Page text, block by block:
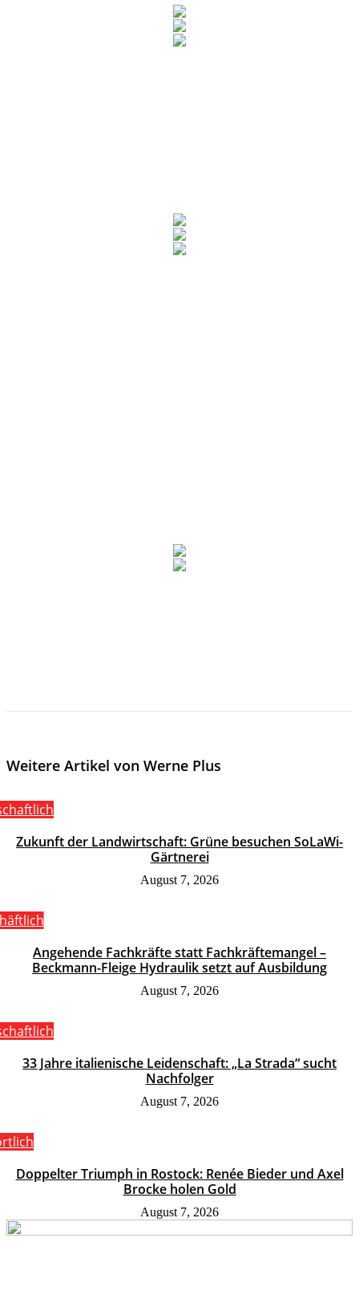
Weitere Artikel von Werne Plus
Zukunft der Landwirtschaft: Grüne besuchen SoLaWi-
Gärtnerei
August 7, 2026
Angehende Fachkräfte statt Fachkräftemangel –
Beckmann-Fleige Hydraulik setzt auf Ausbildung
August 7, 2026
33 Jahre italienische Leidenschaft: „La Strada“ sucht
Nachfolger
August 7, 2026
Doppelter Triumph in Rostock: Renée Bieder und Axel
Brocke holen Gold
August 7, 2026